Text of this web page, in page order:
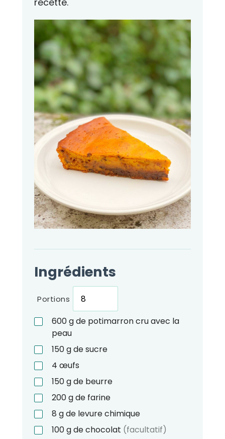
Ingrédients
Portions
600gde potimarron cru avec la
peau
150gde sucre
4 œufs
150gde beurre
200gde farine
8 gde levure chimique
100gde chocolat (facultatif)